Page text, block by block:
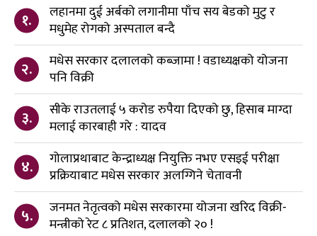
१.
लहानमा दुई अर्बको लगानीमा पाँच सय बेडको मुटु र
मधुमेह रोगको अस्पताल बन्दै
२.
मधेस सरकार दलालको कब्जामा ! वडाध्यक्षको योजना
पनि विक्री
३.
सीके राउतलाई ५ करोड रुपैया दिएको छु, हिसाब माग्दा
मलाई कारबाही गरे : यादव
४.
गोलाप्रथाबाट केन्द्राध्यक्ष नियुक्ति नभए एसइई परीक्षा
प्रक्रियाबाट मधेस सरकार अलग्गिने चेतावनी
५.
जनमत नेतृत्वको मधेस सरकारमा योजना खरिद विक्री-
मन्त्रीको रेट ८ प्रतिशत, दलालको २० !